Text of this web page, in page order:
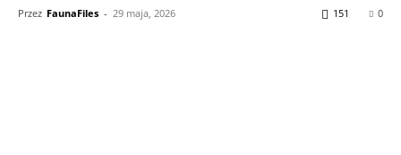
Przez FaunaFiles - 29 maja, 2026 0
151